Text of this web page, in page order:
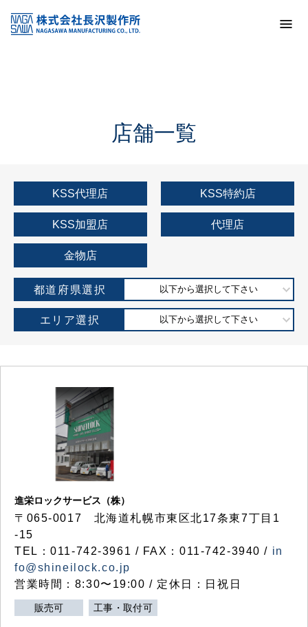
KSS加盟店・取扱店情報
店舗一覧
店舗一覧
KSS代理店 KSS特約店
KSS加盟店 代理店
金物店
都道府県選択 以下から選択して下さい
エリア選択 以下から選択して下さい
進栄ロックサービス（株）
〒065-0017 北海道札幌市東区北17条東7丁目1
-15
TEL：011-742-3961 / FAX：011-742-3940 / in
fo@shineilock.co.jp
営業時間：8:30〜19:00 / 定休日：日祝日
販売可 工事・取付可